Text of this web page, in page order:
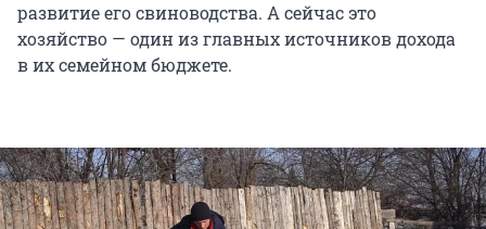
развитие его свиноводства. А сейчас это
хозяйство — один из главных источников дохода
в их семейном бюджете.